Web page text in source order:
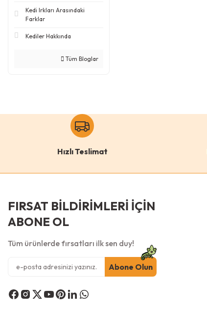
Kedi Irkları Arasındaki
Farklar
Kediler Hakkında
Tüm Bloglar
Hızlı Teslimat
FIRSAT BİLDİRİMLERİ İÇİN
ABONE OL
Tüm ürünlerde fırsatları ilk sen duy!
Abone Olun